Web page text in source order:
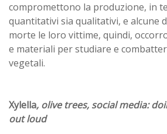
compromettono la produzione, in
quantitativi sia qualitativi, e alcune
morte le loro vittime, quindi,
e materiali per studiare e
vegetali.
Xylella, olive trees, social media:
out loud